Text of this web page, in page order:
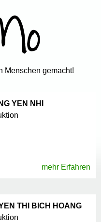
Menschen gemacht!
YEN NHI
mehr Erfahren
THI BICH HOANG